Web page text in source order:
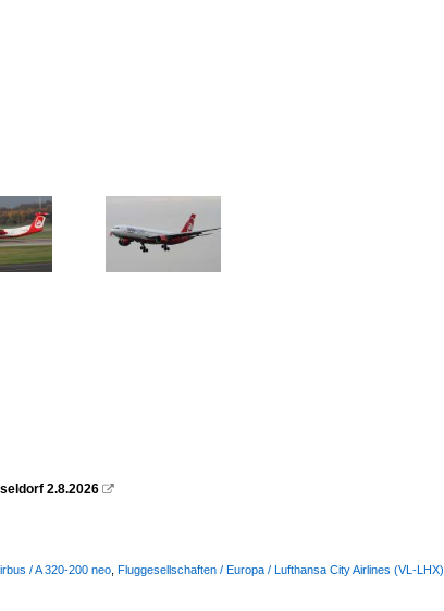
2.8.2026 
/ A 320-200 neo Fluggesellschaften / Europa / Lufthansa City Airlines (VL-LHX)